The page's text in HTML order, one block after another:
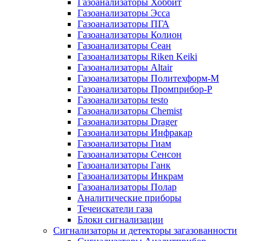
Газоанализаторы Хоббит
Газоанализаторы Эсса
Газоанализаторы ПГА
Газоанализаторы Колион
Газоанализаторы Сеан
Газоанализаторы Riken Keiki
Газоанализаторы Altair
Газоанализаторы Политехформ-М
Газоанализаторы Промприбор-Р
Газоанализаторы testo
Газоанализаторы Chemist
Газоанализаторы Drager
Газоанализаторы Инфракар
Газоанализаторы Гиам
Газоанализаторы Сенсон
Газоанализаторы Ганк
Газоанализаторы Инкрам
Газоанализаторы Полар
Аналитические приборы
Течеискатели газа
Блоки сигнализации
Сигнализаторы и детекторы загазованности